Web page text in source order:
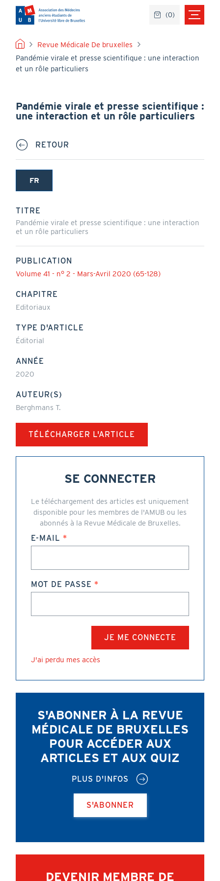
contenu
principal
FIL
D'ARIANE
Revue Médicale De bruxelles
Pandémie virale et presse scientifique : une interaction
et un rôle particuliers
Pandémie virale et presse scientifique :
une interaction et un rôle particuliers
RETOUR
FR
(onglet
TITRE
Pandémie virale et presse scientifique : une interaction
et un rôle particuliers
PUBLICATION
Volume 41 - n° 2 - Mars-Avril 2020 (65-128)
CHAPITRE
Editoriaux
TYPE D'ARTICLE
Éditorial
ANNÉE
2020
AUTEUR(S)
Berghmans T.
TÉLÉCHARGER L'ARTICLE
SE CONNECTER
Le téléchargement des articles est uniquement
disponible pour les membres de l'AMUB ou les
abonnés à la Revue Médicale de Bruxelles.
E-MAIL
MOT DE PASSE
J'ai perdu mes accès
S'ABONNER À LA REVUE
MÉDICALE DE BRUXELLES
POUR ACCÉDER AUX
ARTICLES ET AUX QUIZ
PLUS D'INFOS
S'ABONNER
DEVENIR MEMBRE DE
(0)